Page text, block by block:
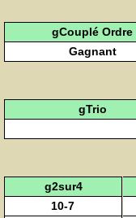
gCouplé Ordre
Gagnant
gTrio
g2sur4
10-7